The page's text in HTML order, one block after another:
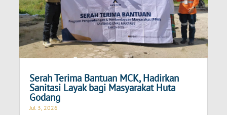
Serah Terima Bantuan MCK, Hadirkan
Sanitasi Layak bagi Masyarakat Huta
Godang
Jul 3, 2026